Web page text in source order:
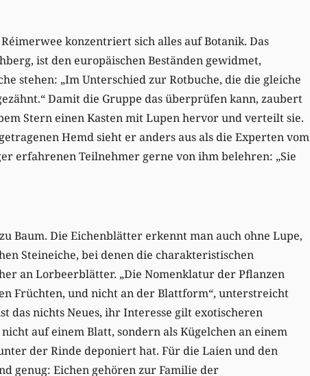
konzentriert sich alles auf Botanik. Das
ist den europäischen Beständen gewidmet,
stehen: „Im Unterschied zur Rotbuche, die die gleiche
Damit die Gruppe das überprüfen kann, zaubert
Stern einen Kasten mit Lupen hervor und verteilt sie.
Hemd sieht er anders aus als die Experten vom
erfahrenen Teilnehmer gerne von ihm belehren: „Sie
Baum. Die Eichenblätter erkennt man auch ohne Lupe,
Steineiche, bei denen die charakteristischen
an Lorbeerblätter. „Die Nomenklatur der Pflanzen
Früchten, und nicht an der Blattform“, unterstreicht
das nichts Neues, ihr Interesse gilt exotischeren
auf einem Blatt, sondern als Kügelchen an einem
der Rinde deponiert hat. Für die Laien und den
genug: Eichen gehören zur Familie der